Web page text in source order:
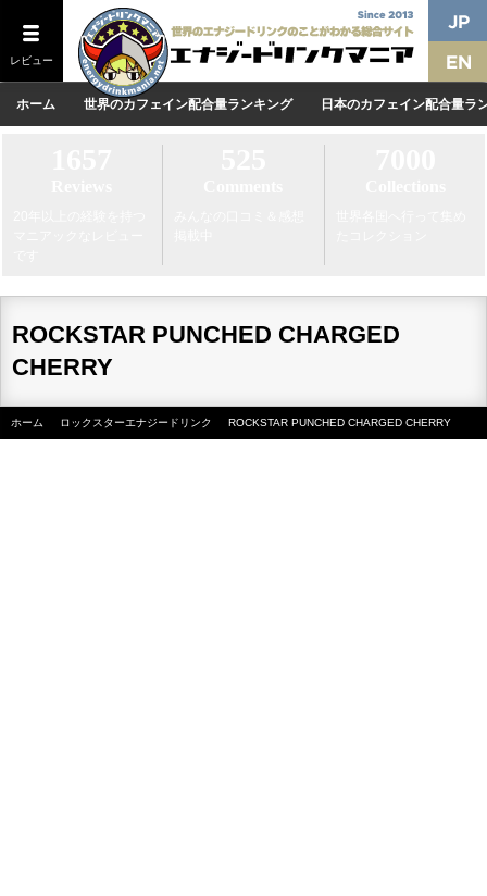
レビュー
ホーム 世界のカフェイン配合量ランキング 日本のカフェイン配合量ラ
ROCKSTAR PUNCHED CHARGED
CHERRY
ホーム ロックスターエナジードリンク ROCKSTAR PUNCHED CHARGED CHERRY